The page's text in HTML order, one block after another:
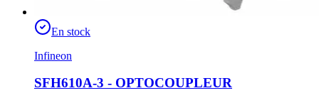
En stock
Infineon
SFH610A-3 - OPTOCOUPLEUR